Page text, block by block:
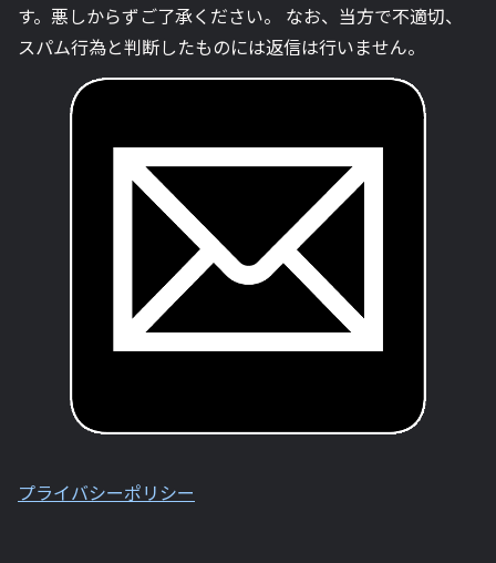
す。悪しからずご了承ください。 なお、当方で不適切、
スパム行為と判断したものには返信は行いません。
プライバシーポリシー